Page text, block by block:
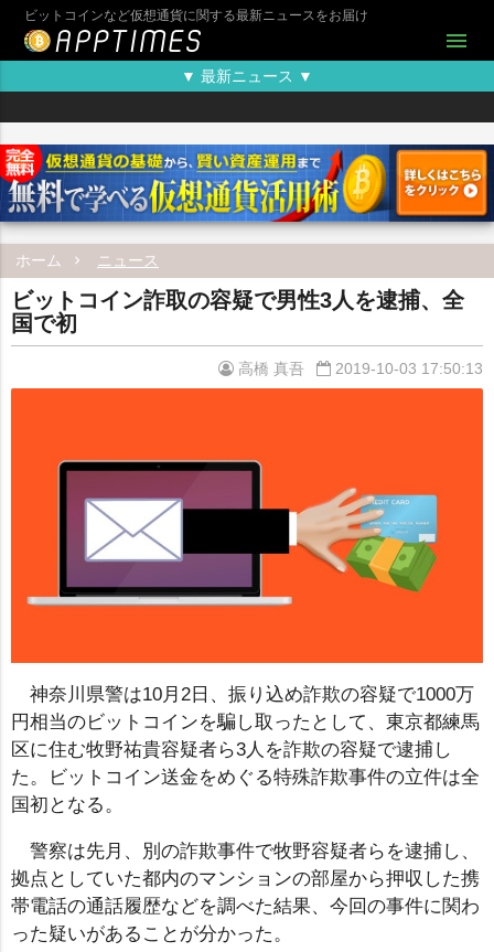
ビットコインなど仮想通貨に関する最新ニュースをお届け
menu
▼ 最新ニュース ▼
ホーム ニュース
ビットコイン詐取の容疑で男性3人を逮捕、全
国で初
高橋 真吾 2019-10-03 17:50:13
神奈川県警は10月2日、振り込め詐欺の容疑で1000万
円相当のビットコインを騙し取ったとして、東京都練馬
区に住む牧野祐貴容疑者ら3人を詐欺の容疑で逮捕し
た。ビットコイン送金をめぐる特殊詐欺事件の立件は全
国初となる。
警察は先月、別の詐欺事件で牧野容疑者らを逮捕し、
拠点としていた都内のマンションの部屋から押収した携
帯電話の通話履歴などを調べた結果、今回の事件に関わ
った疑いがあることが分かった。